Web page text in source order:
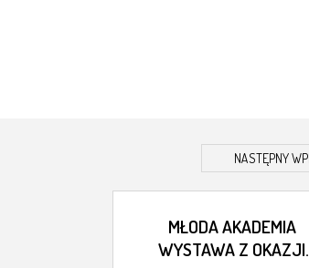
NASTĘPNY
MŁODA AKADEMIA
WYSTAWA Z OKAZJI